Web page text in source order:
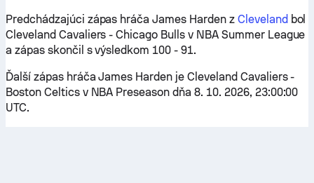
Predchádzajúci zápas hráča James Harden z Cleveland bol
Cleveland Cavaliers - Chicago Bulls v NBA Summer League
a zápas skončil s výsledkom 100 - 91.
Ďalší zápas hráča James Harden je Cleveland Cavaliers -
Boston Celtics v NBA Preseason dňa 8. 10. 2026, 23:00:00
UTC.